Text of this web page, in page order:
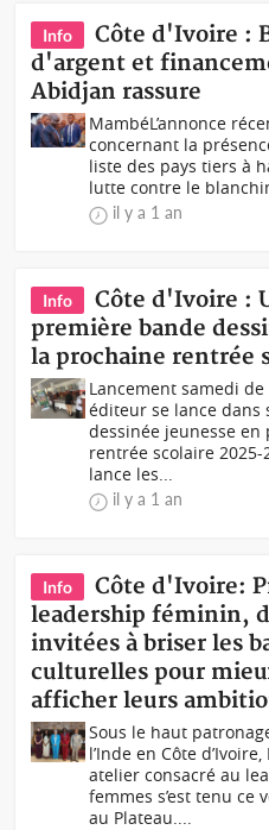
Info
Côte d'Ivoire :
d'argent et
Abidjan rassure
MambéL’annonce
concernant la
liste des pays tiers à
lutte contre le
il y a 1 an
Info
Côte d'Ivoire :
première bande
la prochaine rentrée
Lancement samedi
éditeur se lance dans
dessinée jeunesse
rentrée scolaire 2025-
lance les...
il y a 1 an
Info
Côte d'Ivoire:
leadership féminin,
invitées à briser les
culturelles pour
afficher leurs
Sous le haut
l’Inde en Côte
atelier consacré au
femmes s’est tenu ce
au Plateau....